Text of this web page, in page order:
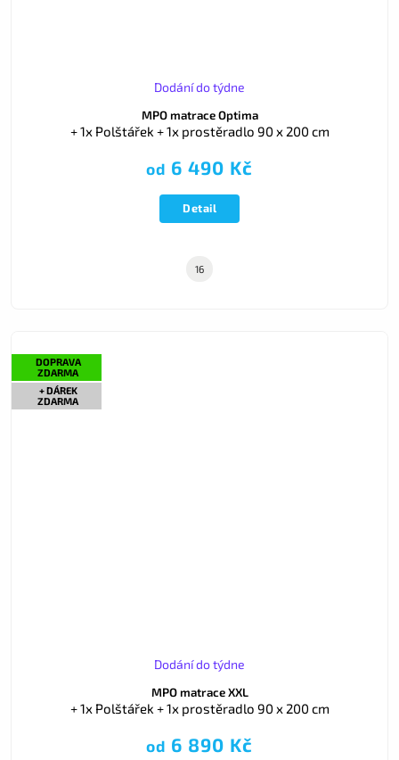
MPO matrace Optima
+ 1x Polštářek + 1x prostěradlo 90 x 200 cm
Dodání do týdne
od 6 490 Kč
Detail
16
DOPRAVA
ZDARMA
+ DÁREK
ZDARMA
MPO matrace XXL
+ 1x Polštářek + 1x prostěradlo 90 x 200 cm
Dodání do týdne
od 6 890 Kč